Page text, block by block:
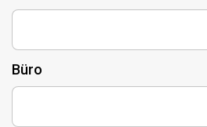
Büro